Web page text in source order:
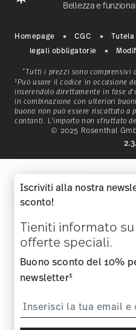
Bellezza e
Con una
Baviera
di vita che
SCOPRI
Homepage CGC
legali obbligatorie
*Tutti i prezzi sono comprensivi
1Può usare il codice in occasione
inserendolo direttamente in fase
in combinazione con ulteriori
buono non può essere riscattato a
contanti. L'importo non sfruttato
© 2025 Rosenthal
Iscriviti alla nostra
sconto!
Tieniti informato
offerte speciali.
Buono sconto del 10%
newsletter1